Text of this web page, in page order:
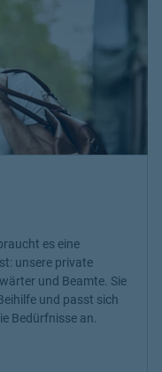
es eine
unsere private
und Beamte. Sie
und passt sich
Bedürfnisse an.